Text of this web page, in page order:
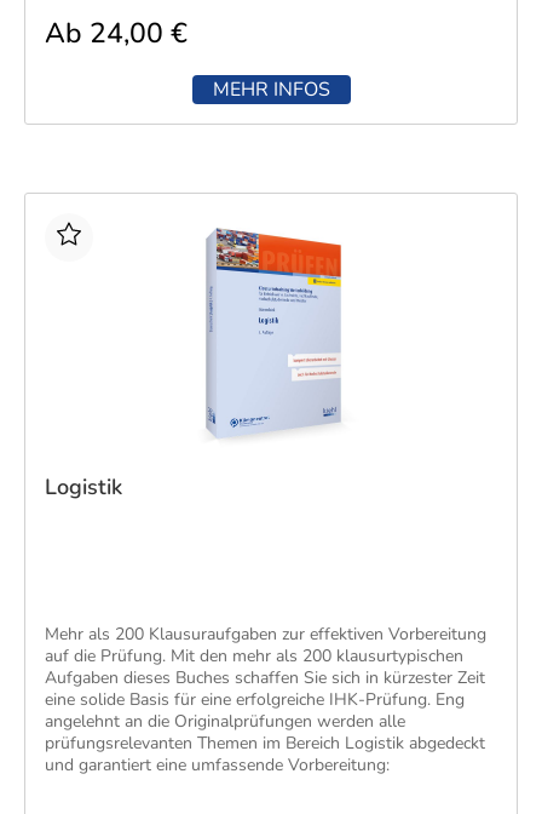
Ab 24,00 €
MEHR INFOS
Logistik
​Mehr als 200 Klausuraufgaben zur effektiven Vorbereitung
auf die Prüfung. Mit den mehr als 200 klausurtypischen
Aufgaben dieses Buches schaffen Sie sich in kürzester Zeit
eine solide Basis für eine erfolgreiche IHK-Prüfung. Eng
angelehnt an die Originalprüfungen werden alle
prüfungsrelevanten Themen im Bereich Logistik abgedeckt
und garantiert eine umfassende Vorbereitung: